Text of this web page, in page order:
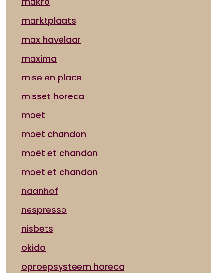
marktplaats
max havelaar
maxima
mise en place
misset horeca
moet
moet chandon
moët et chandon
moet et chandon
naanhof
nespresso
nisbets
okido
oproepsysteem horeca